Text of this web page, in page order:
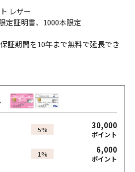
レザー
定証明書、1000本限定
証期間を10年まで無料で延長でき
5% 30,000
ポイント
1% 6,000
ポイント